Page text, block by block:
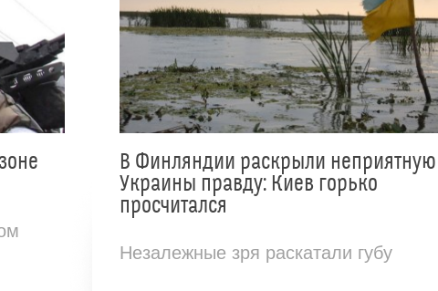
В Финляндии раскрыли
Украины правду: Киев горько
просчитался
Незалежные зря раскатали губу